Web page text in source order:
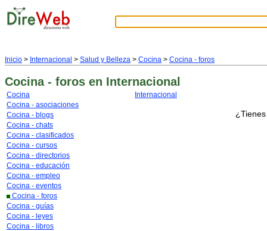
Inicio > Internacional > Salud y Belleza > Cocina > Cocina - foros
Cocina - foros en Internacional
Cocina
Cocina - asociaciones
Cocina - blogs
Cocina - chats
Cocina - clasificados
Cocina - cursos
Cocina - directorios
Cocina - educación
Cocina - empleo
Cocina - eventos
Cocina - foros
Cocina - guías
Cocina - leyes
Cocina - libros
Internacional